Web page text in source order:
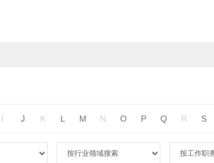
I J K L M N O P Q R S